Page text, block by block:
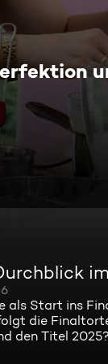
Start ins
die
den Titel 2025?